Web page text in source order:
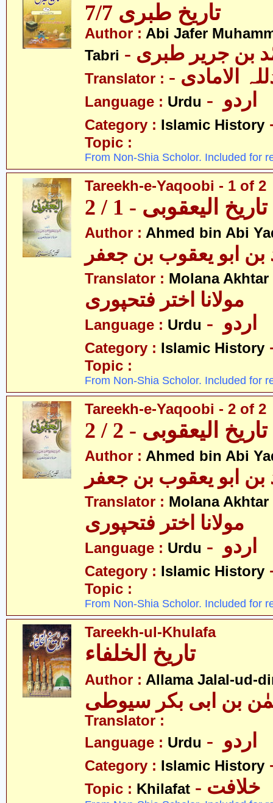
تاریخ طبری 7/7
Author : Abi Jafer
Tabri
بن جریر طبری
Translator : الامادی
Language : Urdu
Category : Islamic History
Topic :
From Non-Shia Scholor. Included for
Tareekh-e-Yaqoobi - 1 of 2
تاریخ الیعقوبی - 1 / 2
Author : Ahmed bin Abi
Translator : Molana
مولانا اختر فتحپوری
Language : Urdu
Category : Islamic History
Topic :
From Non-Shia Scholor. Included for
Tareekh-e-Yaqoobi - 2 of 2
تاریخ الیعقوبی - 2 / 2
Author : Ahmed bin Abi
Translator : Molana
مولانا اختر فتحپوری
Language : Urdu
Category : Islamic History
Topic :
From Non-Shia Scholor. Included for
Tareekh-ul-Khulafa
تاریخ الخلفاء
Author : Allama Jalal-ud-
بن ابی بکر سیوطی
Translator :
Language : Urdu
Category : Islamic History
Topic : Khilafat